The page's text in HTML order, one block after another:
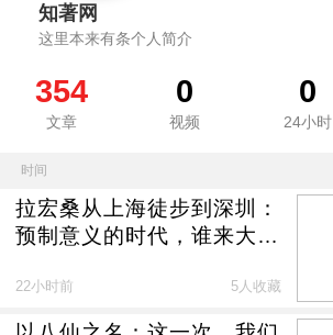
知著网
这里本来有条个人简介
354
文章
0
视频
0
24小时
时间
拉宏桑从上海徒步到深圳：
预制意义的时代，谁来大火
22小时前 5人收藏